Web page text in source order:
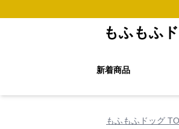
もふもふ
新着商品
もふもふドッグ